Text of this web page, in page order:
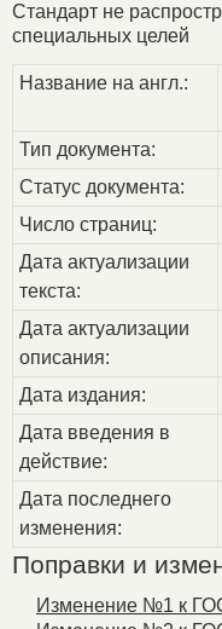
Стандарт не
специальных целей
Название на англ.:
Тип документа:
Статус документа:
Число страниц:
Дата актуализации
текста:
Дата актуализации
описания:
Дата издания:
Дата введения в
действие:
Дата последнего
изменения:
Поправки и
Изменение №1 к